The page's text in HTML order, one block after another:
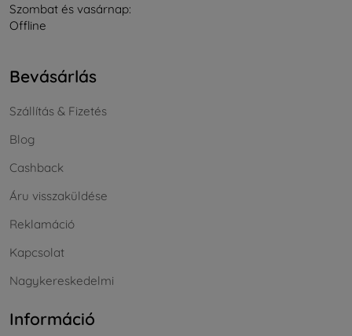
Szombat és vasárnap:
Offline
Bevásárlás
Szállítás & Fizetés
Blog
Cashback
Áru visszaküldése
Reklamáció
Kapcsolat
Nagykereskedelmi
Információ